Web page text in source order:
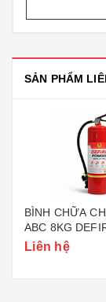
SẢN PHẨM
BÌNH CHỮA
ABC 8KG
ABC8 (BỘ
Liên hệ